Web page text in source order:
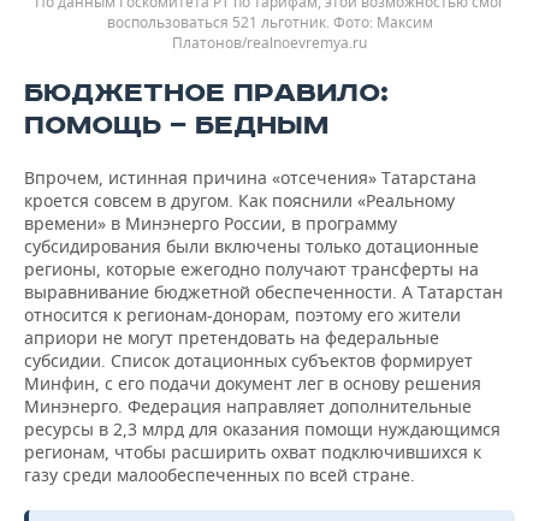
воспользоваться 521 льготник. Фото: Максим
Платонов/realnoevremya.ru
БЮДЖЕТНОЕ ПРАВИЛО:
ПОМОЩЬ — БЕДНЫМ
Впрочем, истинная причина «отсечения» Татарстана
кроется совсем в другом. Как пояснили «Реальному
времени» в Минэнерго России, в программу
субсидирования были включены только дотационные
регионы, которые ежегодно получают трансферты на
выравнивание бюджетной обеспеченности. А Татарстан
относится к регионам-донорам, поэтому его жители
априори не могут претендовать на федеральные
субсидии. Список дотационных субъектов формирует
Минфин, с его подачи документ лег в основу решения
Минэнерго. Федерация направляет дополнительные
ресурсы в 2,3 млрд для оказания помощи нуждающимся
регионам, чтобы расширить охват подключившихся к
газу среди малообеспеченных по всей стране.